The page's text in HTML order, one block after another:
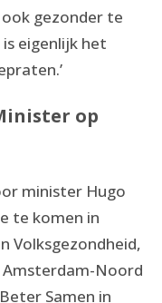
gezonder te
eigenlijk het
op
minister Hugo
te komen in
Volksgezondheid,
Amsterdam-Noord
Samen in